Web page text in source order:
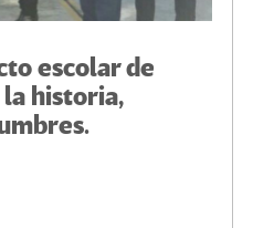
escolar de
historia,